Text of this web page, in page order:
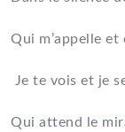
Qui m’appelle
Je te vois et je
Qui attend le